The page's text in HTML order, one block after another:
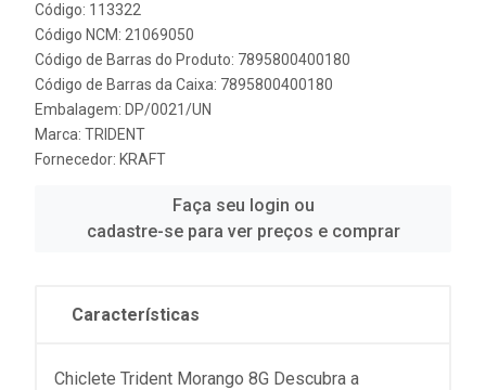
Código: 113322
Código NCM: 21069050
Código de Barras do Produto: 7895800400180
Código de Barras da Caixa: 7895800400180
Embalagem: DP/0021/UN
Marca: TRIDENT
Fornecedor: KRAFT
Faça seu login ou
cadastre-se para ver preços e comprar
Características
Chiclete Trident Morango 8G Descubra a